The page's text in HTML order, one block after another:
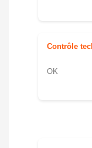
Contrôle
OK